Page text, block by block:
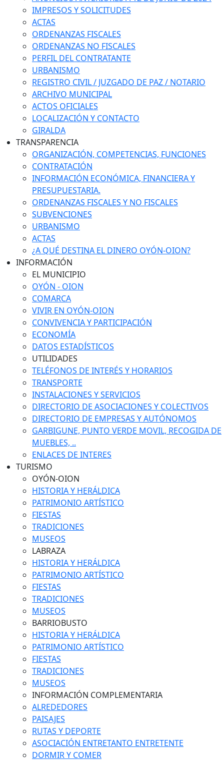
IMPRESOS Y SOLICITUDES
ACTAS
ORDENANZAS FISCALES
ORDENANZAS NO FISCALES
PERFIL DEL CONTRATANTE
URBANISMO
REGISTRO CIVIL / JUZGADO DE PAZ / NOTARIO
ARCHIVO MUNICIPAL
ACTOS OFICIALES
LOCALIZACIÓN Y CONTACTO
GIRALDA
TRANSPARENCIA
ORGANIZACIÓN, COMPETENCIAS, FUNCIONES
CONTRATACIÓN
INFORMACIÓN ECONÓMICA, FINANCIERA Y
PRESUPUESTARIA.
ORDENANZAS FISCALES Y NO FISCALES
SUBVENCIONES
URBANISMO
ACTAS
¿A QUÉ DESTINA EL DINERO OYÓN-OION?
INFORMACIÓN
EL MUNICIPIO
OYÓN - OION
COMARCA
VIVIR EN OYÓN-OION
CONVIVENCIA Y PARTICIPACIÓN
ECONOMÍA
DATOS ESTADÍSTICOS
UTILIDADES
TELÉFONOS DE INTERÉS Y HORARIOS
TRANSPORTE
INSTALACIONES Y SERVICIOS
DIRECTORIO DE ASOCIACIONES Y COLECTIVOS
DIRECTORIO DE EMPRESAS Y AUTÓNOMOS
GARBIGUNE, PUNTO VERDE MOVIL, RECOGIDA DE
MUEBLES, ..
ENLACES DE INTERES
TURISMO
OYÓN-OION
HISTORIA Y HERÁLDICA
PATRIMONIO ARTÍSTICO
FIESTAS
TRADICIONES
MUSEOS
LABRAZA
HISTORIA Y HERÁLDICA
PATRIMONIO ARTÍSTICO
FIESTAS
TRADICIONES
MUSEOS
BARRIOBUSTO
HISTORIA Y HERÁLDICA
PATRIMONIO ARTÍSTICO
FIESTAS
TRADICIONES
MUSEOS
INFORMACIÓN COMPLEMENTARIA
ALREDEDORES
PAISAJES
RUTAS Y DEPORTE
ASOCIACIÓN ENTRETANTO ENTRETENTE
DORMIR Y COMER